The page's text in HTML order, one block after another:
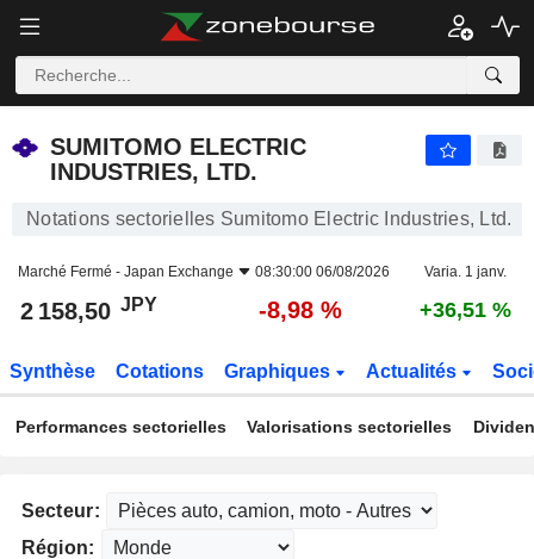
SUMITOMO ELECTRIC
INDUSTRIES, LTD.
Notations sectorielles Sumitomo Electric Industries, Ltd.
Marché Fermé - Japan Exchange 08:30:00 06/08/2026 Varia. 1 janv.
2 158,50 JPY -8,98 % +36,51 %
Synthèse Cotations Graphiques Actualités
Performances sectorielles Valorisations sectorielles
Secteur:
Région: